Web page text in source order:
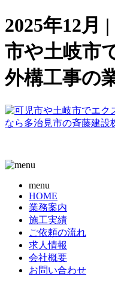
2025年12月
市や土岐市
外構工事の
menu
HOME
業務案内
施工実績
ご依頼の流れ
求人情報
会社概要
お問い合わせ